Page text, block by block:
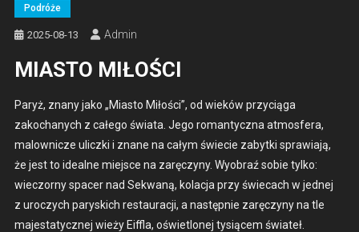
Podróże
2025-08-13 Admin
MIASTO MIŁOŚCI
Paryż, znany jako „Mias­to Miłoś­ci”, od wieków przy­cią­ga
zakochanych z całego świa­ta. Jego roman­ty­cz­na atmos­fera,
mal­own­icze ulicz­ki i znane na całym świecie zabyt­ki spraw­ia­ją,
że jest to ide­alne miejsce na zaręczyny. Wyobraź sobie tylko:
wiec­zorny spac­er nad Sek­waną, kolac­ja przy świecach w jed­nej
z uroczych parys­kich restau­racji, a następ­nie zaręczyny na tle
majes­taty­cznej wieży Eif­fla, oświ­et­lonej tysiącem świateł.